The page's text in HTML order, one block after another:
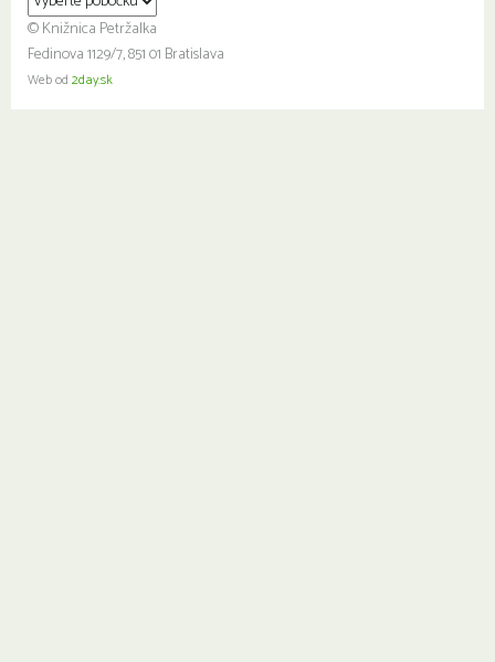
© Knižnica Petržalka
Fedinova 1129/7, 851 01 Bratislava
Web od 2day.sk